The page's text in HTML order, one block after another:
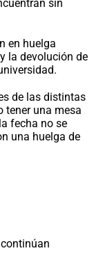
sin
en huelga
la devolución de
de las distintas
tener una mesa
fecha no se
una huelga de